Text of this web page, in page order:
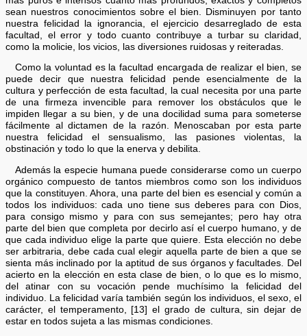
sean nuestros conocimientos sobre el bien. Disminuyen por tanto
nuestra felicidad la ignorancia, el ejercicio desarreglado de esta
facultad, el error y todo cuanto contribuye a turbar su claridad,
como la molicie, los vicios, las diversiones ruidosas y reiteradas.
Como la voluntad es la facultad encargada de realizar el bien, se
puede decir que nuestra felicidad pende esencialmente de la
cultura y perfección de esta facultad, la cual necesita por una parte
de una firmeza invencible para remover los obstáculos que le
impiden llegar a su bien, y de una docilidad suma para someterse
fácilmente al dictamen de la razón. Menoscaban por esta parte
nuestra felicidad el sensualismo, las pasiones violentas, la
obstinación y todo lo que la enerva y debilita.
Además la especie humana puede considerarse como un cuerpo
orgánico compuesto de tantos miembros como son los individuos
que la constituyen. Ahora, una parte del bien es esencial y común a
todos los individuos: cada uno tiene sus deberes para con Dios,
para consigo mismo y para con sus semejantes; pero hay otra
parte del bien que completa por decirlo así el cuerpo humano, y de
que cada individuo elige la parte que quiere. Esta elección no debe
ser arbitraria, debe cada cual elegir aquella parte de bien a que se
sienta más inclinado por la aptitud de sus órganos y facultades. Del
acierto en la elección en esta clase de bien, o lo que es lo mismo,
del atinar con su vocación pende muchísimo la felicidad del
individuo. La felicidad varía también según los individuos, el sexo, el
carácter, el temperamento, [13] el grado de cultura, sin dejar de
estar en todos sujeta a las mismas condiciones.